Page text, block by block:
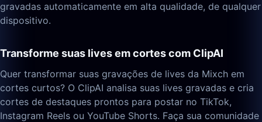
gravadas automaticamente em alta qualidade, de qualquer
dispositivo.
Transforme suas lives em cortes com ClipAI
Quer transformar suas gravações de lives da Mixch em
cortes curtos? O ClipAI analisa suas lives gravadas e cria
cortes de destaques prontos para postar no TikTok,
Instagram Reels ou YouTube Shorts. Faça sua comunidade